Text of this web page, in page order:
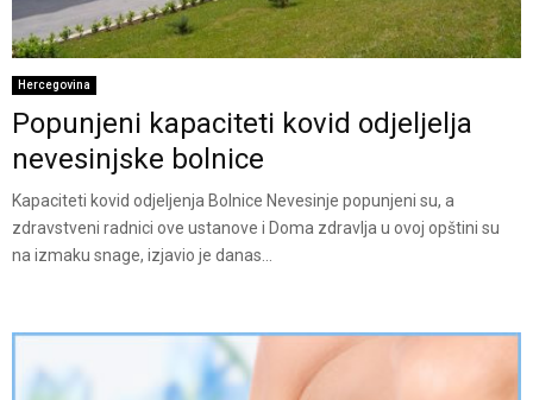
Hercegovina
Popunjeni kapaciteti kovid odjeljelja
nevesinjske bolnice
Kapaciteti kovid odjeljenja Bolnice Nevesinje popunjeni su, a
zdravstveni radnici ove ustanove i Doma zdravlja u ovoj opštini su
na izmaku snage, izjavio je danas...